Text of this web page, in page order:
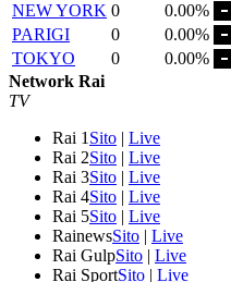
NEW YORK 0
0.00%
PARIGI
0
0.00%
TOKYO
0
0.00%
Network Rai
TV
Rai 1 Sito | Live
Rai 2Sito | Live
Rai 3Sito | Live
Rai 4Sito | Live
Rai 5Sito | Live
RainewsSito | Live
Rai GulpSito | Live
Rai SportSito | Live